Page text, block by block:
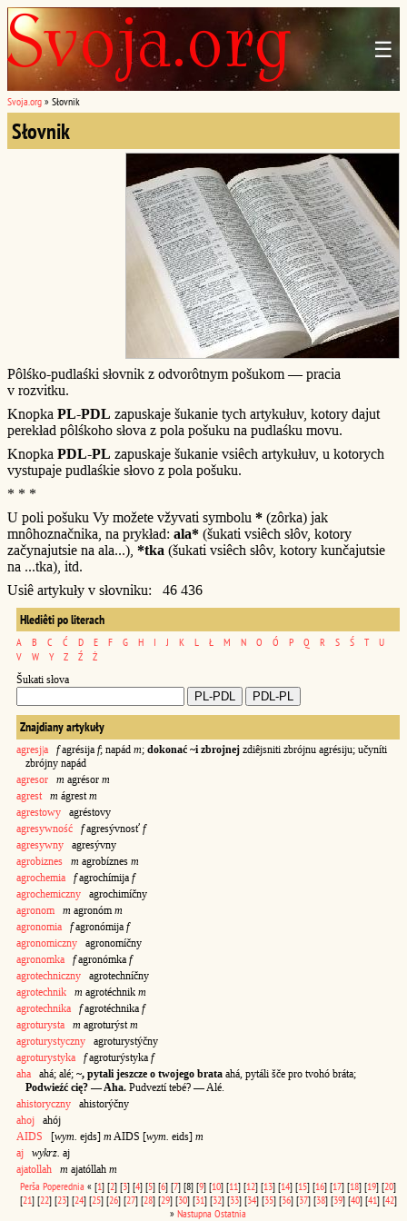
☰
Svoja.org » Słovnik
Słovnik
Pôlśko-pudlaśki słovnik z odvorôtnym pošukom — pracia
v rozvitku.
Knopka PL-PDL zapuskaje šukanie tych artykułuv, kotory dajut
perekład pôlśkoho słova z pola pošuku na pudlaśku movu.
Knopka PDL-PL zapuskaje šukanie vsiêch artykułuv, u kotorych
vystupaje pudlaśkie słovo z pola pošuku.
* * *
U poli pošuku Vy možete vžyvati symbolu * (zôrka) jak
mnôhoznačnika, na prykład: ala* (šukati vsiêch słôv, kotory
začynajutsie na ala...), *tka (šukati vsiêch słôv, kotory kunčajutsie
na ...tka), itd.
Usiê artykuły v słovniku: 46 436
Hlediêti po literach
A B C Ć D E F G H I J K L Ł M N O Ó P Q R S Ś T
U
V
W Y Z Ź Ż
Šukati słova
Znajdiany artykuły
agresj|a fagrésija f; napád m; dokonać ~i zbrojnej zdiêjsniti zbrójnu agrésiju; učyníti
zbrójny napád
agresor
m agrésor m
agrest
m ágrest m
agrestowy agréstovy
agresywność
fagresývnosť f
agresywny agresývny
agrobiznes
m agrobíznes m
agrochemia
fagrochímija f
agrochemiczny agrochimíčny
agronom
m agronóm m
agronomia
fagronómija f
agronomiczny agronomíčny
agronomka
fagronómka f
agrotechniczny agrotechníčny
agrotechnik
m agrotéchnik m
agrotechnika
fagrotéchnika f
agroturysta
m agroturýst m
agroturystyczny agroturystýčny
agroturystyka
fagroturýstyka f
aha ahá; alé; ~, pytali jeszcze o twojego brata ahá, pytáli šče pro tvohó bráta;
Podwieźć cię? — Aha. Pudveztí tebé? — Alé.
ahistoryczny ahistorýčny
ahoj ahój
AIDS [wym. ejds] m AIDS [wym. eids] m
aj
wykrz. aj
ajatollah
m ajatóllah m
Perša Poperednia « [1] [2] [3] [4] [5] [6] [7] [8] [9] [10] [11] [12] [13] [14] [15] [16] [17] [18] [19] [20]
[21] [22] [23] [24] [25] [26] [27] [28] [29] [30] [31] [32] [33] [34] [35] [36] [37] [38] [39] [40] [41] [42]
» Nastupna Ostatnia